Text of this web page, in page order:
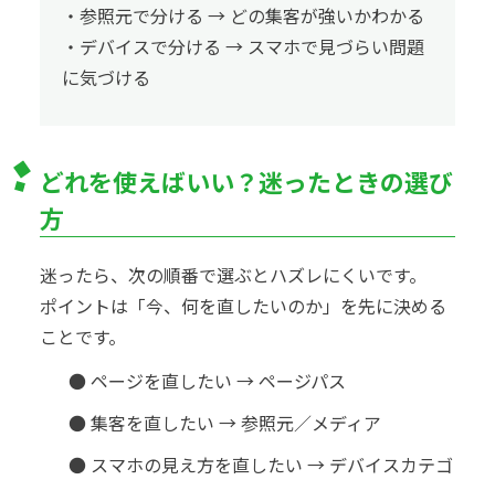
・参照元で分ける → どの集客が強いかわかる
・デバイスで分ける → スマホで見づらい問題
に気づける
どれを使えばいい？迷ったときの選び
方
迷ったら、次の順番で選ぶとハズレにくいです。
ポイントは「今、何を直したいのか」を先に決める
ことです。
● ページを直したい → ページパス
● 集客を直したい → 参照元／メディア
● スマホの見え方を直したい → デバイスカテゴ